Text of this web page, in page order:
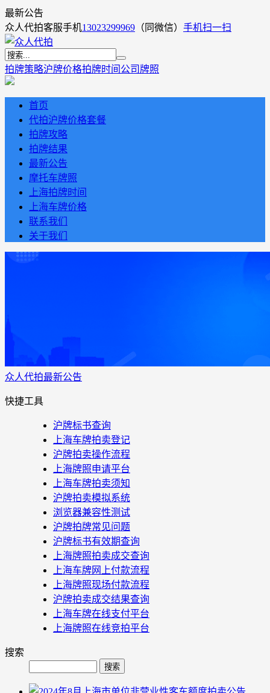
最新公告
众人代拍客服手机13023299969 （同微信） 手机扫一扫
拍牌策略沪牌价格拍牌时间 公司牌照
首页
代拍沪牌价格套餐
拍牌攻略
拍牌结果
最新公告
摩托车牌照
上海拍牌时间
上海车牌价格
联系我们
关于我们
众人代拍最新公告
快捷工具
沪牌标书查询
上海车牌拍卖登记
沪牌拍卖操作流程
上海牌照申请平台
上海车牌拍卖须知
沪牌拍卖模拟系统
浏览器兼容性测试
沪牌拍牌常见问题
沪牌标书有效期查询
上海牌照拍卖成交查询
上海车牌网上付款流程
上海牌照现场付款流程
沪牌拍卖成交结果查询
上海车牌在线支付平台
上海牌照在线竞拍平台
搜索